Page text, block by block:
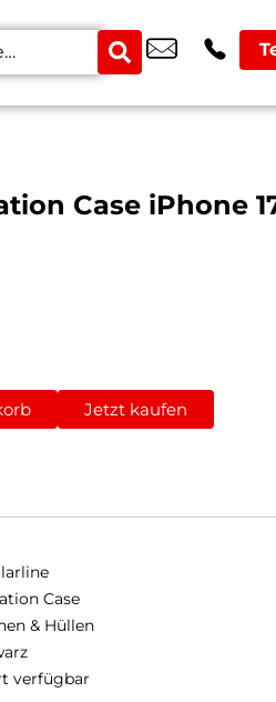
Case iPhone
Jetzt kaufen
Case
& Hüllen
verfügbar